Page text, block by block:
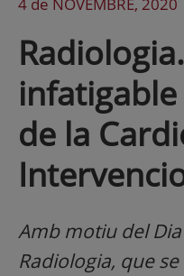
de la
Amb motiu del
Radiologia, que